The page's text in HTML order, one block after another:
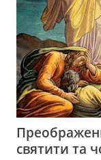
святити та